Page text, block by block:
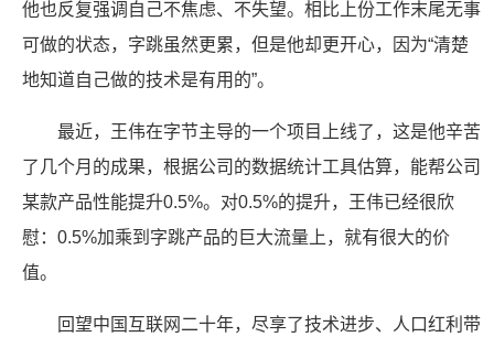
他也反复强调自己不焦虑、不失望。相比上份工作末尾无事
可做的状态，字跳虽然更累，但是他却更开心，因为“清楚
地知道自己做的技术是有用的”。
最近，王伟在字节主导的一个项目上线了，这是他辛苦
了几个月的成果，根据公司的数据统计工具估算，能帮公司
某款产品性能提升0.5%。对0.5%的提升，王伟已经很欣
慰：0.5%加乘到字跳产品的巨大流量上，就有很大的价
值。
回望中国互联网二十年，尽享了技术进步、人口红利带